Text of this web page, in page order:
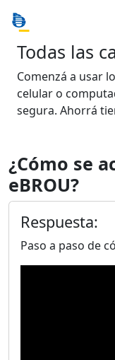
Todas las
Comenzá a usar
celular o
segura. Ahorrá
¿Cómo se
eBROU?
Respuesta:
Paso a paso de